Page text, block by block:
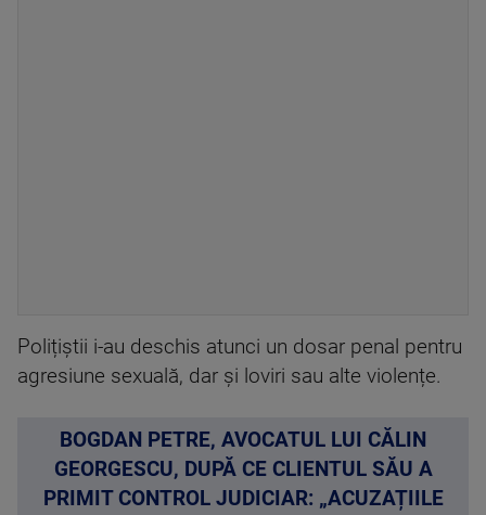
Polițiștii i-au deschis atunci un dosar penal pentru
agresiune sexuală, dar și loviri sau alte violențe.
BOGDAN PETRE, AVOCATUL LUI CĂLIN
GEORGESCU, DUPĂ CE CLIENTUL SĂU A
PRIMIT CONTROL JUDICIAR: „ACUZAȚIILE